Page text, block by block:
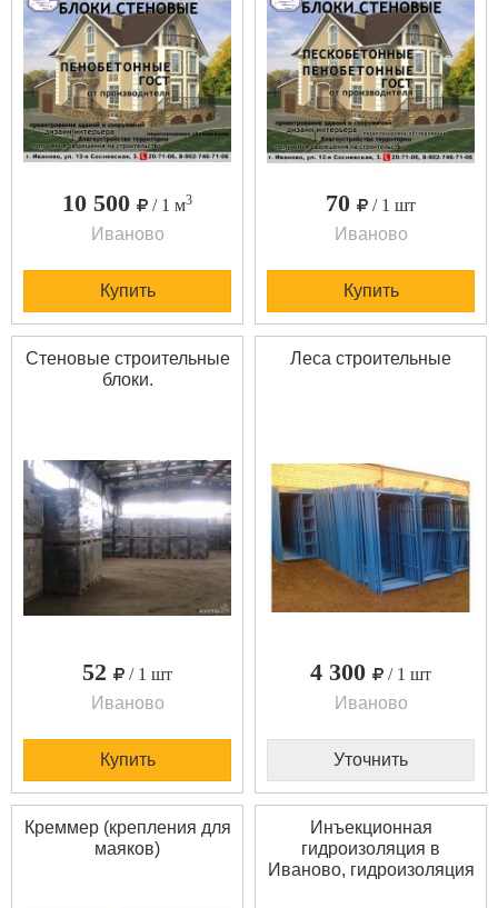
10 500 / 1 м3
Иваново
Купить
70
/ 1 шт
Иваново
Купить
Стеновые строительные
блоки.
52
/ 1 шт
Иваново
Купить
Леса строительные
4 300
/ 1 шт
Иваново
Уточнить
Креммер (крепления для
маяков)
Инъекционная
гидроизоляция в
Иваново, гидроизоляция